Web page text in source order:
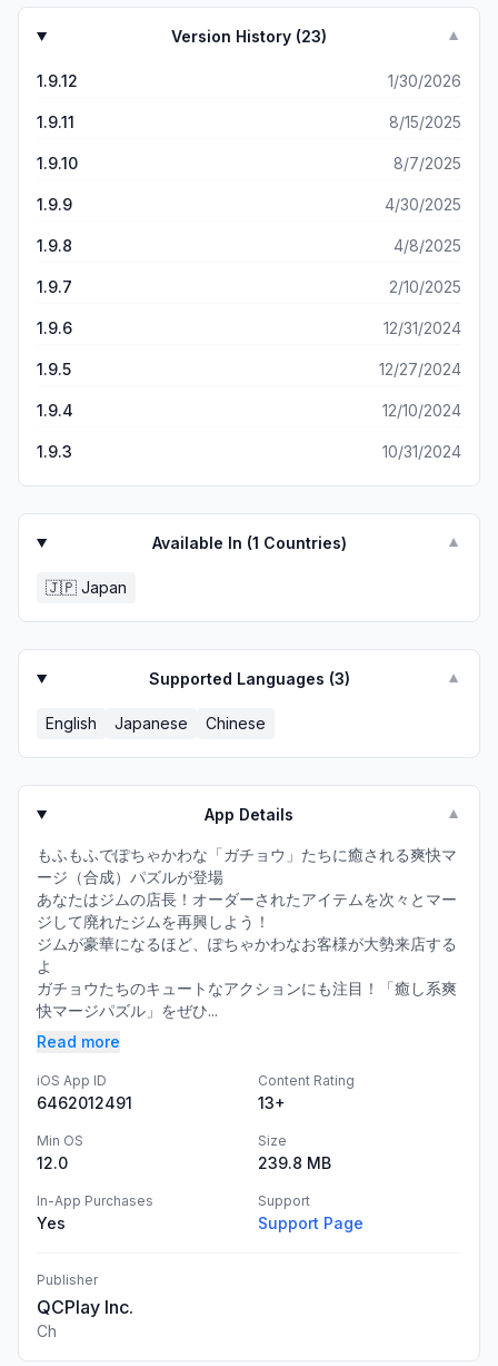
フォロバしてるけど上限20つらいっす、オフラインの人消そ
かな思ってもいつからオフラインなのかわからん… オフライ
限上がったりしたらいいのになあって思いました。 頼む運
イヤーにとっては有難い反面、初めてこの手のゲームをプレ
イする方には戸惑いもあるかも知れません。 ストーリーや台
く感じる事のない、適切なバランスだと思います。 何より素
晴らしいと感じたのは、無茶なアイテムを要求されない事！
他の多くのマージゲームでは、特定のアイテムばかり要求さ
れたり、急にレベルの高いアイテムを要求されたりする事が
産可能な範囲での要求しかされないので、スタミナの続く限
に入っても、ショップからアイテムボックスを購入する事で
ます。 他のマージゲームではたくさんのコインや石等で倉庫
は割と貯まりやすく拡張しやすいです。 基本無料のアプリで
すが、強制的に見せられる広告もなく、今のところ課金の必
要性は感じません。 ただ、お得なパックや可愛いアイテム付
きのパックがあるので、応援の意味で課金したいと思ってい
ストレスなく遊べるマージゲームをお探しの方には、ぜひオ
Version History (23) ▼
1.9.12 1/30/2026
1.9.11 8/15/2025
1.9.10 8/7/2025
1.9.9 4/30/2025
1.9.8 4/8/2025
1.9.7 2/10/2025
1.9.6 12/31/2024
1.9.5 12/27/2024
1.9.4 12/10/2024
1.9.3 10/31/2024
Available In (1 Countries) ▼
🇯🇵 Japan
Supported Languages (3) ▼
English Japanese Chinese
App Details ▼
もふもふでぽちゃかわな「ガチョウ」たちに癒される爽快マ
ージ（合成）パズルが登場
あなたはジムの店長！オーダーされたアイテムを次々とマー
ジして廃れたジムを再興しよう！
ジムが豪華になるほど、ぽちゃかわなお客様が大勢来店する
よ
ガチョウたちのキュートなアクションにも注目！「癒し系爽
快マージパズル」をぜひ...
Read more
iOS App ID
6462012491
Content Rating
13+
Min OS
12.0
Size
239.8 MB
In-App Purchases
Yes
Support
Support Page
Publisher
QCPlay Inc.
Ch